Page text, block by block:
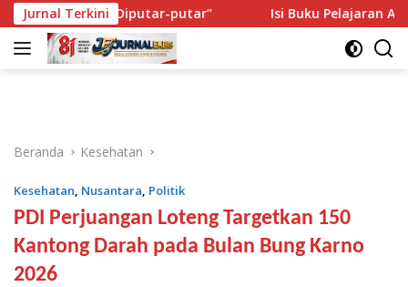
Langsung
ke
konten
Jurnal Terkini
Diputar-putar” Isi Buku Pelajaran Akan
Beranda Kesehatan
Kesehatan, Nusantara, Politik
PDI Perjuangan Loteng Targetkan 150
Kantong Darah pada Bulan Bung Karno
2026